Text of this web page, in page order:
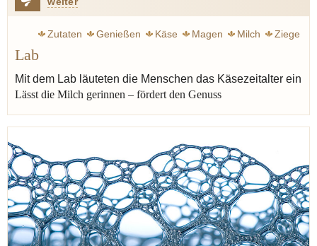
Zutaten Genießen Käse Magen Milch
Ziege
Lab
Mit dem Lab läuteten die Menschen das Käsezeitalter ein
Lässt die Milch gerinnen – fördert den Genuss